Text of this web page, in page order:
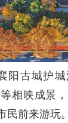
阳古城护
相映成景
前来游玩。